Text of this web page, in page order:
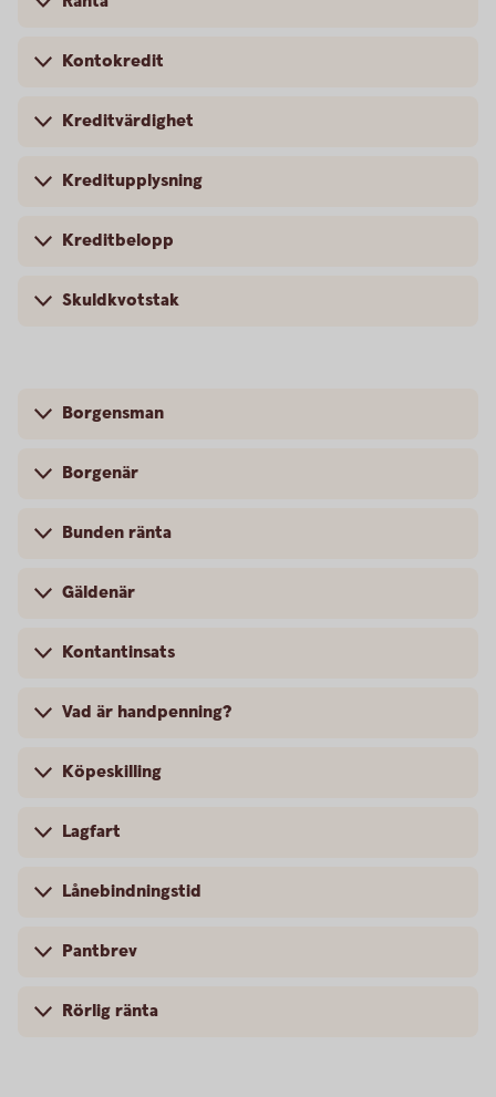
Kontokredit
Kreditvärdighet
Kreditupplysning
Kreditbelopp
Skuldkvotstak
Borgensman
Borgenär
Bunden ränta
Gäldenär
Kontantinsats
Vad är handpenning?
Köpeskilling
Lagfart
Lånebindningstid
Pantbrev
Rörlig ränta